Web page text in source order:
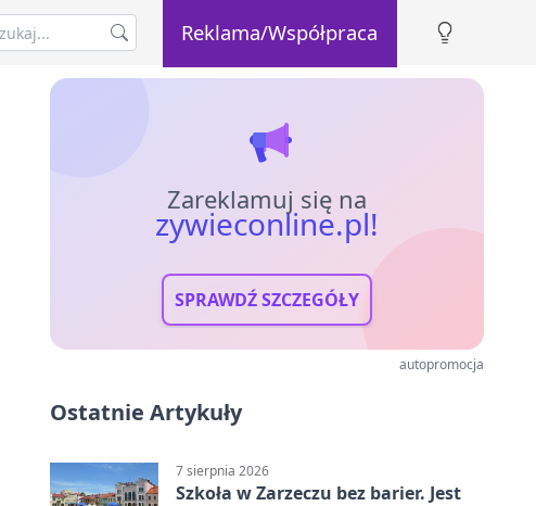
Reklama/Współpraca
Zareklamuj się na
zywieconline.pl!
SPRAWDŹ SZCZEGÓŁY
autopromocja
Ostatnie Artykuły
7 sierpnia 2026
Szkoła w Zarzeczu bez barier. Jest